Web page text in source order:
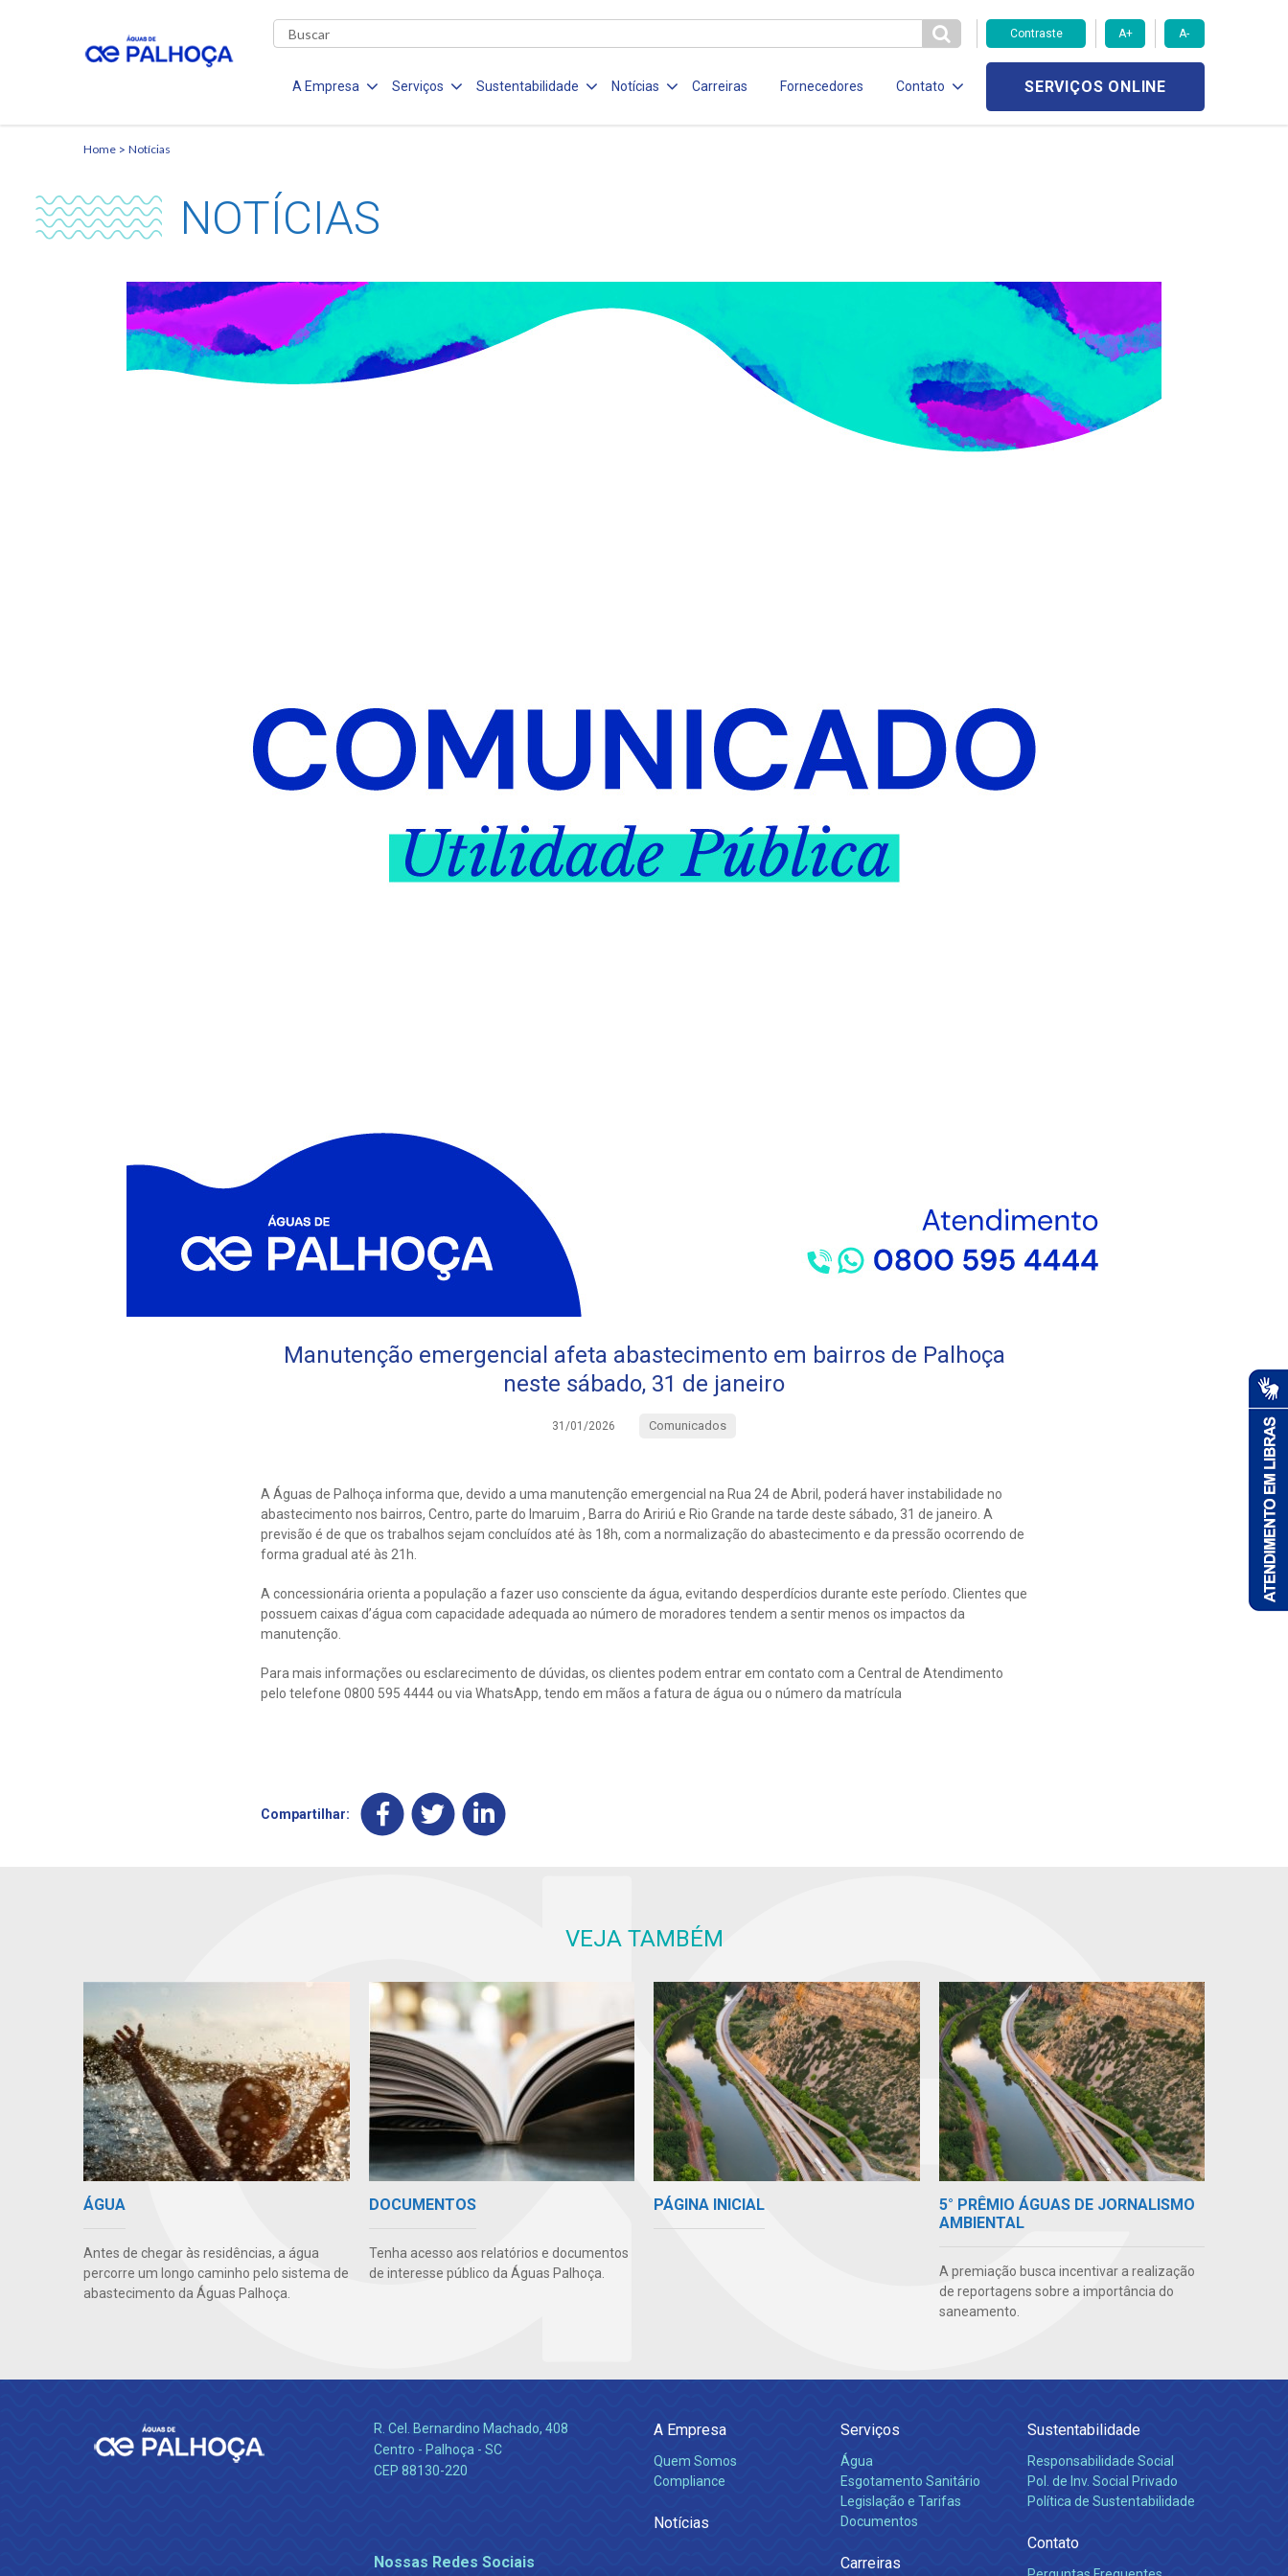
Contraste A+ A-
A Empresa Serviços Sustentabilidade Notícias Carreiras Fornecedores Contato SERVIÇOS ONLINE
Home Notícias
NOTÍCIAS
Manutenção emergencial afeta abastecimento em bairros de Palhoça
neste sábado, 31 de janeiro
31/01/2026 Comunicados
A Águas de Palhoça informa que, devido a uma manutenção emergencial na Rua 24 de Abril, poderá haver instabilidade no
abastecimento nos bairros, Centro, parte do Imaruim , Barra do Aririú e Rio Grande na tarde deste sábado, 31 de janeiro. A
previsão é de que os trabalhos sejam concluídos até às 18h, com a normalização do abastecimento e da pressão ocorrendo de
forma gradual até às 21h.
A concessionária orienta a população a fazer uso consciente da água, evitando desperdícios durante este período. Clientes que
possuem caixas d’água com capacidade adequada ao número de moradores tendem a sentir menos os impactos da
manutenção.
Para mais informações ou esclarecimento de dúvidas, os clientes podem entrar em contato com a Central de Atendimento
pelo telefone 0800 595 4444 ou via WhatsApp, tendo em mãos a fatura de água ou o número da matrícula
Compartilhar:
VEJA TAMBÉM
ÁGUA
Antes de chegar às residências, a água
percorre um longo caminho pelo sistema de
abastecimento da Águas Palhoça.
DOCUMENTOS
Tenha acesso aos relatórios e documentos
de interesse público da Águas Palhoça.
PÁGINA INICIAL
5° PRÊMIO ÁGUAS DE JORNALISMO
AMBIENTAL
A premiação busca incentivar a realização
de reportagens sobre a importância do
saneamento.
R. Cel. Bernardino Machado, 408
Centro - Palhoça - SC
CEP 88130-220
Nossas Redes Sociais
A Empresa
Quem Somos
Compliance
Notícias
Serviços
Água
Esgotamento Sanitário
Legislação e Tarifas
Documentos
Carreiras
Sustentabilidade
Responsabilidade Social
Pol. de Inv. Social Privado
Política de Sustentabilidade
Contato